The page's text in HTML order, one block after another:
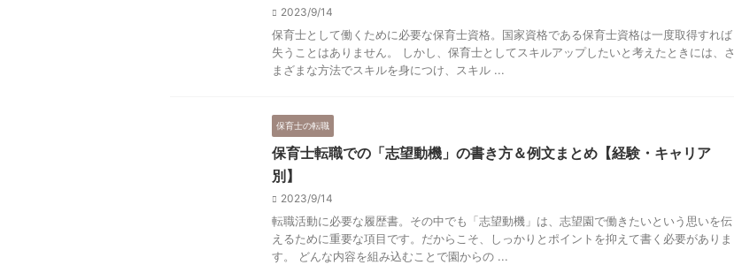
2023/9/14
保育士として働くために必要な保育士資格。国家資格である保育士資格は一度取得すれば
失うことはありません。 しかし、保育士としてスキルアップしたいと考えたときには、さ
まざまな方法でスキルを身につけ、スキル ...
保育士の転職
保育士転職での「志望動機」の書き方＆例文まとめ【経験・キャリア
別】
2023/9/14
転職活動に必要な履歴書。その中でも「志望動機」は、志望園で働きたいという思いを伝
えるために重要な項目です。だからこそ、しっかりとポイントを抑えて書く必要がありま
す。 どんな内容を組み込むことで園からの ...